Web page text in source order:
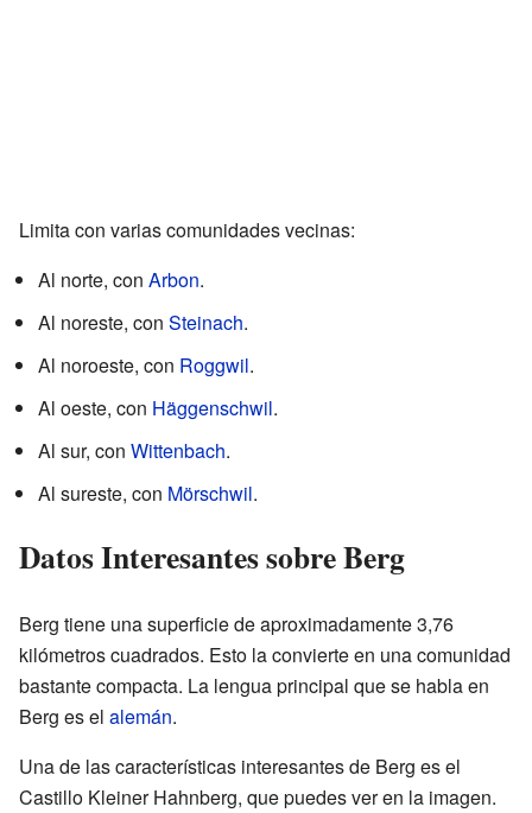
Limita con varias comunidades vecinas:
Al norte, con Arbon.
Al noreste, con Steinach.
Al noroeste, con Roggwil.
Al oeste, con Häggenschwil.
Al sur, con Wittenbach.
Al sureste, con Mörschwil.
Datos Interesantes sobre Berg
Berg tiene una superficie de aproximadamente 3,76
kilómetros cuadrados. Esto la convierte en una comunidad
bastante compacta. La lengua principal que se habla en
Berg es el alemán.
Una de las características interesantes de Berg es el
Castillo Kleiner Hahnberg, que puedes ver en la imagen.